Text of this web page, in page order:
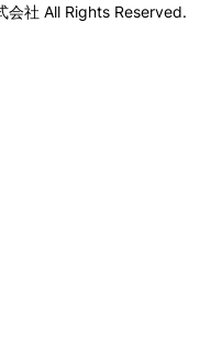
会社 All Rights Reserved.